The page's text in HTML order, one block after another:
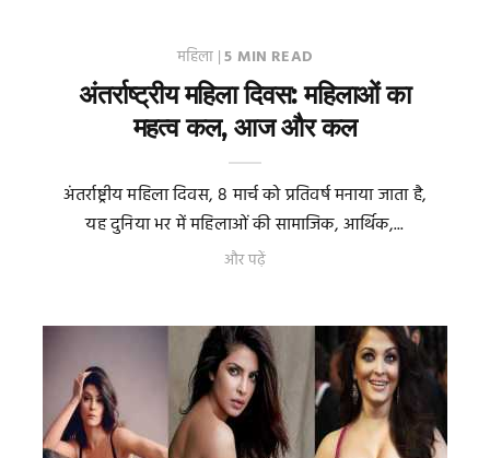
महिला |5 MIN READ
अंतर्राष्ट्रीय महिला दिवस: महिलाओं का
महत्व कल, आज और कल
अंतर्राष्ट्रीय महिला दिवस, 8 मार्च को प्रतिवर्ष मनाया जाता है,
यह दुनिया भर में महिलाओं की सामाजिक, आर्थिक,...
और पढ़ें